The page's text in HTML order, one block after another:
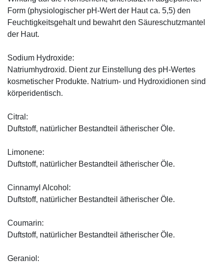
Form (physiologischer pH-Wert der Haut ca. 5,5) den
Feuchtigkeitsgehalt und bewahrt den Säureschutzmantel
der Haut.
Sodium Hydroxide:
Natriumhydroxid. Dient zur Einstellung des pH-Wertes
kosmetischer Produkte. Natrium- und Hydroxidionen sind
körperidentisch.
Citral:
Duftstoff, natürlicher Bestandteil ätherischer Öle.
Limonene:
Duftstoff, natürlicher Bestandteil ätherischer Öle.
Cinnamyl Alcohol:
Duftstoff, natürlicher Bestandteil ätherischer Öle.
Coumarin:
Duftstoff, natürlicher Bestandteil ätherischer Öle.
Geraniol: